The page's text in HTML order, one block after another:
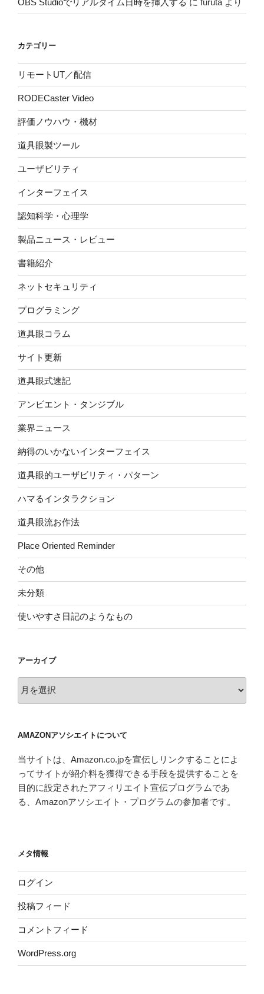
カテゴリー
リモートUT／配信
RODECaster Video
評価ノウハウ・機材
道具眼製ツール
ユーザビリティ
インターフェイス
認知科学・心理学
製品ニュース・レビュー
書籍紹介
ネットセキュリティ
プログラミング
道具眼コラム
サイト更新
道具眼式速記
アンビエント・タンジブル
業界ニュース
納得のいかないインターフェイス
道具眼的ユーザビリティ・パターン
ハマるインタラクション
道具眼流お作法
Place Oriented Reminder
その他
未分類
使いやすさ日記のようなもの
アーカイブ
ー
ブ
AMAZONアソシエイトについて
当サイトは、Amazon.co.jpを宣伝しリンクすることによ
ってサイトが紹介料を獲得できる手段を提供することを
目的に設定されたアフィリエイト宣伝プログラムであ
る、Amazonアソシエイト・プログラムの参加者です。
メタ情報
ログイン
投稿フィード
コメントフィード
WordPress.org